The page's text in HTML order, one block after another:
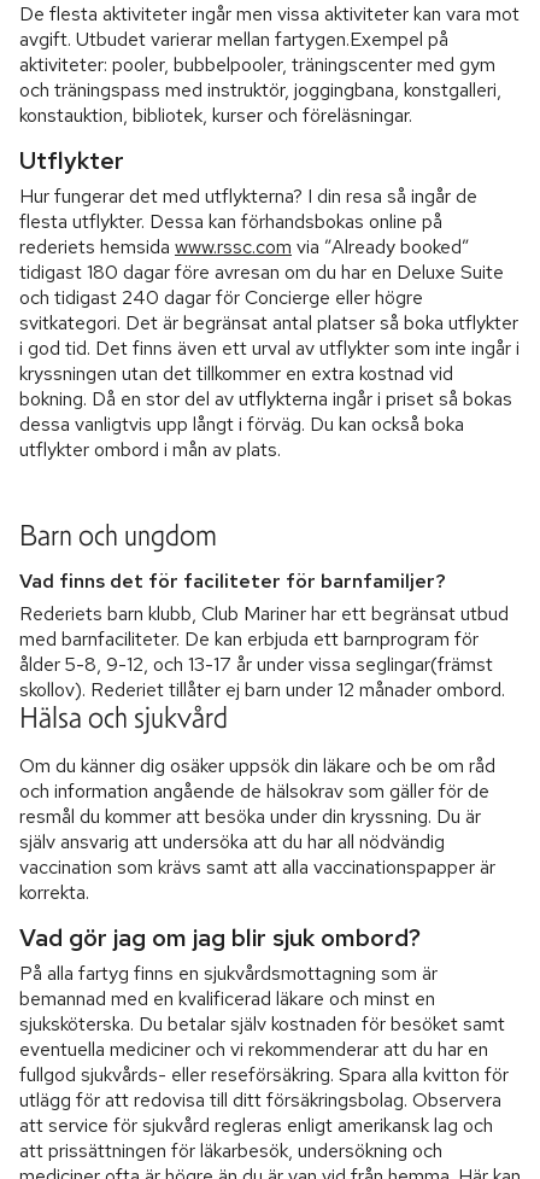
De flesta aktiviteter ingår men vissa aktiviteter kan vara mot
avgift. Utbudet varierar mellan fartygen.Exempel på
aktiviteter: pooler, bubbelpooler, träningscenter med gym
och träningspass med instruktör, joggingbana, konstgalleri,
konstauktion, bibliotek, kurser och föreläsningar.
Utflykter
Hur fungerar det med utflykterna? I din resa så ingår de
flesta utflykter. Dessa kan förhandsbokas online på
rederiets hemsida www.rssc.com via ”Already booked”
tidigast 180 dagar före avresan om du har en Deluxe Suite
och tidigast 240 dagar för Concierge eller högre
svitkategori. Det är begränsat antal platser så boka utflykter
i god tid. Det finns även ett urval av utflykter som inte ingår i
kryssningen utan det tillkommer en extra kostnad vid
bokning. Då en stor del av utflykterna ingår i priset så bokas
dessa vanligtvis upp långt i förväg. Du kan också boka
utflykter ombord i mån av plats.
Barn och ungdom
Vad finns det för faciliteter för barnfamiljer?
Rederiets barn klubb, Club Mariner har ett begränsat utbud
med barnfaciliteter. De kan erbjuda ett barnprogram för
ålder 5-8, 9-12, och 13-17 år under vissa seglingar(främst
skollov). Rederiet tillåter ej barn under 12 månader ombord.
Hälsa och sjukvård
Om du känner dig osäker uppsök din läkare och be om råd
och information angående de hälsokrav som gäller för de
resmål du kommer att besöka under din kryssning. Du är
själv ansvarig att undersöka att du har all nödvändig
vaccination som krävs samt att alla vaccinationspapper är
korrekta.
Vad gör jag om jag blir sjuk ombord?
På alla fartyg finns en sjukvårdsmottagning som är
bemannad med en kvalificerad läkare och minst en
sjuksköterska. Du betalar själv kostnaden för besöket samt
eventuella mediciner och vi rekommenderar att du har en
fullgod sjukvårds- eller reseförsäkring. Spara alla kvitton för
utlägg för att redovisa till ditt försäkringsbolag. Observera
att service för sjukvård regleras enligt amerikansk lag och
att prissättningen för läkarbesök, undersökning och